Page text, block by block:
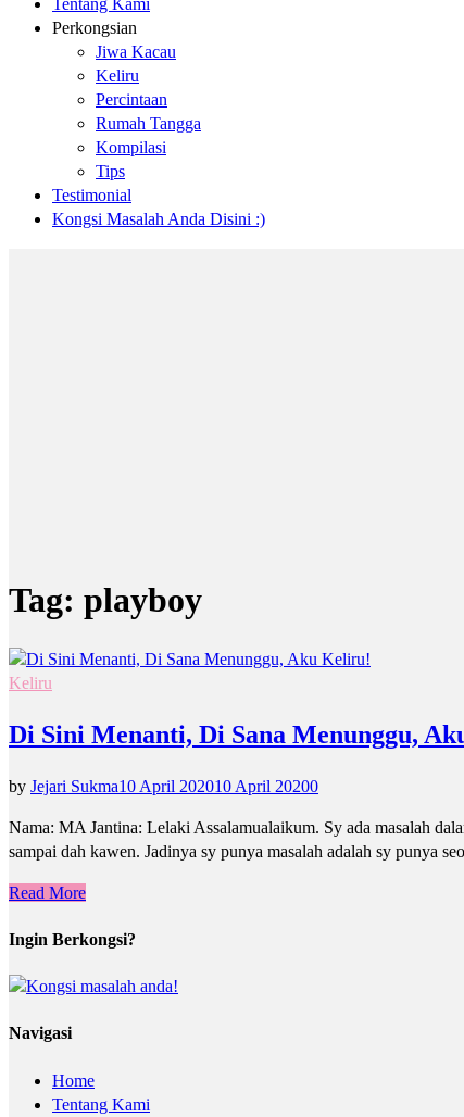
Tentang Kami
Perkongsian
Jiwa Kacau
Keliru
Percintaan
Rumah Tangga
Kompilasi
Tips
Testimonial
Kongsi Masalah Anda Disini :)
Tag: playboy
Keliru
Di Sini Menanti, Di Sana Menunggu,
by Jejari Sukma10 April 202010 April 20200
Nama: MA Jantina: Lelaki Assalamualaikum. Sy ada masalah
sampai dah kawen. Jadinya sy punya masalah adalah sy punya
Read More
Ingin Berkongsi?
Navigasi
Home
Tentang Kami